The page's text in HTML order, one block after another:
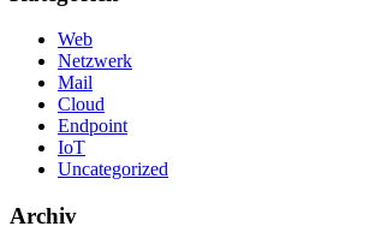
Web
Netzwerk
Mail
Cloud
Endpoint
IoT
Uncategorized
Archiv